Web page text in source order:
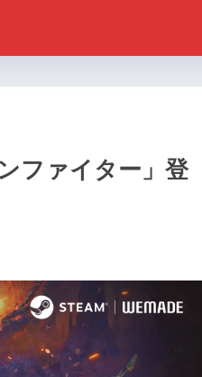
ファイター」登